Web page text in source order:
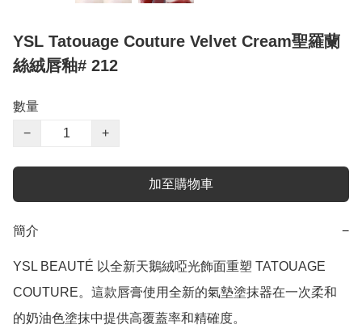
YSL Tatouage Couture Velvet Cream聖羅蘭
絲絨唇釉# 212
數量
−
+
加至購物車
簡介 −
YSL BEAUTÉ 以全新天鵝絨啞光飾面重塑 TATOUAGE
COUTURE。這款唇膏使用全新的氣墊塗抹器在一次柔和
的奶油色塗抹中提供高覆蓋率和精確度。